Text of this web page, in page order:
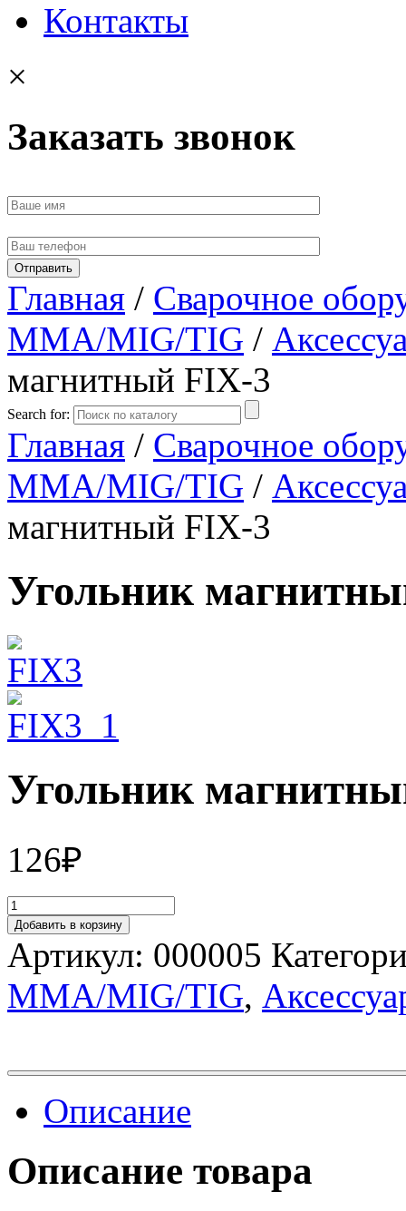
Контакты
×
Заказать звонок
Главная / Сварочное
MMA/MIG/TIG /
магнитный FIX-3
Search for:
Главная / Сварочное
MMA/MIG/TIG /
магнитный FIX-3
Угольник
Угольник
126₽
Добавить в корзину
Артикул: 000005
MMA/MIG/TIG,
Описание
Описание товара